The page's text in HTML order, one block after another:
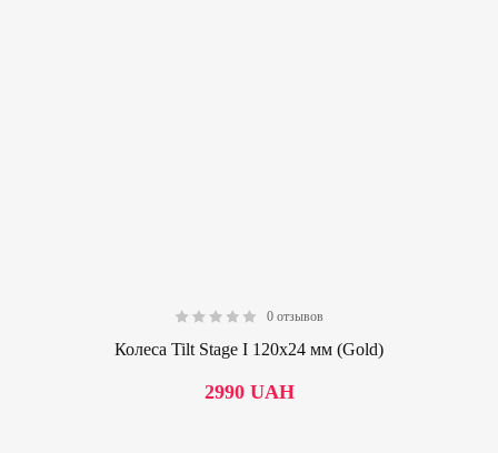
0 отзывов
Колеса Tilt Stage I 120х24 мм (Gold)
2990 UAH